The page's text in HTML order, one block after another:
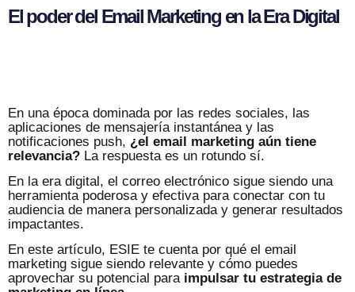
Elpoder del EmailMarketing en laEra Digital
En una época dominada por las redes sociales, las
aplicaciones de mensajería instantánea y las
notificaciones push, ¿el email marketing aún tiene
relevancia? La respuesta es un rotundo sí.
En la era digital, el correo electrónico sigue siendo una
herramienta poderosa y efectiva para conectar con tu
audiencia de manera personalizada y generar resultados
impactantes.
En este artículo, ESIE te cuenta por qué el email
marketing sigue siendo relevante y cómo puedes
aprovechar su potencial para impulsar tu estrategia de